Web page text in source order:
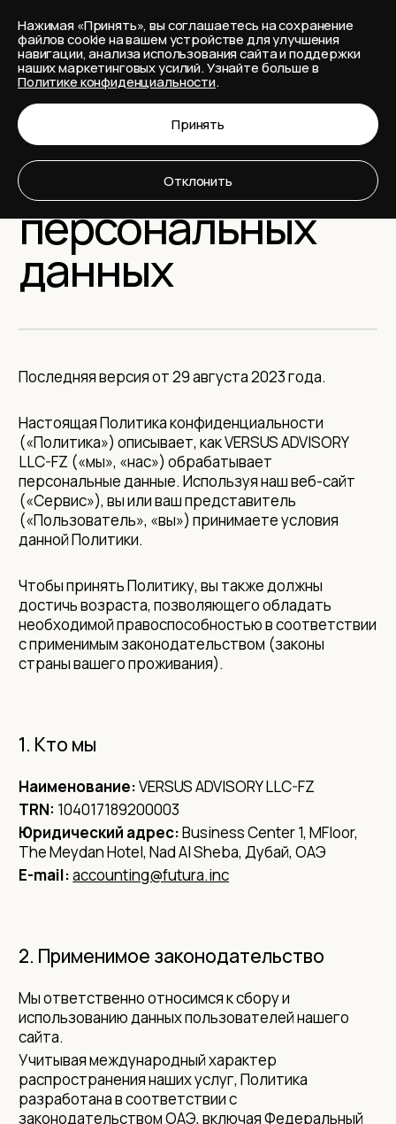
МЕНЮ
Политика
обработки
персональных
данных
Последняя версия от 29 августа 2023 года.
Настоящая Политика конфиденциальности
(«Политика») описывает, как VERSUS ADVISORY
LLC-FZ («мы», «нас») обрабатывает
персональные данные. Используя наш веб-сайт
(«Сервис»), вы или ваш представитель
(«Пользователь», «вы») принимаете условия
данной Политики.
Чтобы принять Политику, вы также должны
достичь возраста, позволяющего обладать
необходимой правоспособностью в соответствии
с применимым законодательством (законы
страны вашего проживания).
1. Кто мы
Наименование:VERSUS ADVISORY LLC-FZ
TRN: 104017189200003
Юридический адрес:Business Center 1, MFloor,
The Meydan Hotel, Nad Al Sheba, Дубай, ОАЭ
E-mail:accounting@futura.inc
2. Применимое законодательство
Мы ответственно относимся к сбору и
использованию данных пользователей нашего
сайта.
Учитывая международный характер
распространения наших услуг, Политика
разработана в соответствии с
законодательством ОАЭ, включая Федеральный
Нажимая «Принять», вы соглашаетесь на сохранение
файлов cookie на вашем устройстве для улучшения
навигации, анализа использования сайта и поддержки
наших маркетинговых усилий. Узнайте больше в
Политике конфиденциальности.
Отклонить
Принять